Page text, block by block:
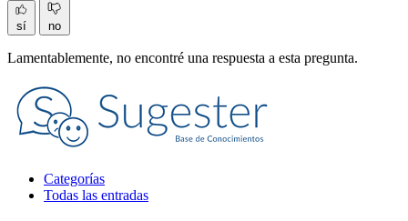
sí no
Lamentablemente, no encontré una respuesta a esta pregunta.
Categorías
Todas las entradas